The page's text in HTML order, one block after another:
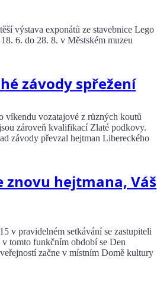
výstava exponátů ze stavebnice Lego
6. do 28. 8. v Městském muzeu
závody spřežení
víkendu vozatajové z různých koutů
zároveň kvalifikací Zlaté podkovy.
závody převzal hejtman Libereckého
znovu hejtmana, Váš
v pravidelném setkávání se zastupiteli
tomto funkčním období se Den
začne v místním Domě kultury